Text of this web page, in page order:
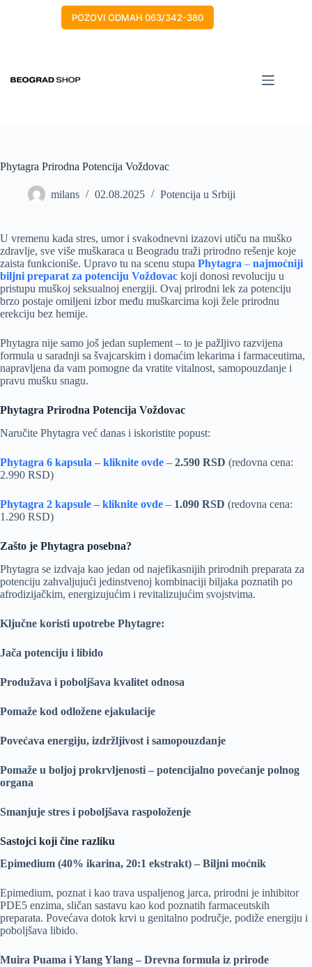
POZOVI ODMAH 063/342-380
Phytagra Prirodna Potencija Voždovac
milans 02.08.2025 Potencija u Srbiji
U vremenu kada stres, umor i svakodnevni izazovi utiču na muško
zdravlje, sve više muškaraca u Beogradu traži prirodno rešenje koje
zaista funkcioniše. Upravo tu na scenu stupa Phytagra – najmoćniji
biljni preparat za potenciju Voždovac koji donosi revoluciju u
pristupu muškoj seksualnoj energiji. Ovaj prirodni lek za potenciju
brzo postaje omiljeni izbor među muškarcima koji žele prirodnu
erekciju bez hemije.
Phytagra nije samo još jedan suplement – to je pažljivo razvijena
formula u saradnji sa švajcarskim i domaćim lekarima i farmaceutima,
napravljena da vam pomogne da vratite vitalnost, samopouzdanje i
pravu mušku snagu.
Phytagra Prirodna Potencija Voždovac
Naručite Phytagra već danas i iskoristite popust:
Phytagra 6 kapsula – kliknite ovde – 2.590 RSD (redovna cena:
2.990 RSD)
Phytagra 2 kapsule – kliknite ovde – 1.090 RSD (redovna cena:
1.290 RSD)
Zašto je Phytagra posebna?
Phytagra se izdvaja kao jedan od najefikasnijih prirodnih preparata za
potenciju zahvaljujući jedinstvenoj kombinaciji biljaka poznatih po
afrodizijačkim, energizujućim i revitalizujućim svojstvima.
Ključne koristi upotrebe Phytagre:
Jača potenciju i libido
Produžava i poboljšava kvalitet odnosa
Pomaže kod odložene ejakulacije
Povećava energiju, izdržljivost i samopouzdanje
Pomaže u boljoj prokrvljenosti – potencijalno povećanje polnog
organa
Smanjuje stres i poboljšava raspoloženje
Sastojci koji čine razliku
Epimedium (40% ikarina, 20:1 ekstrakt) – Biljni moćnik
Epimedium, poznat i kao trava uspaljenog jarca, prirodni je inhibitor
PDE5 enzima, sličan sastavu kao kod poznatih farmaceutskih
preparata. Povećava dotok krvi u genitalno područje, podiže energiju i
poboljšava libido.
Muira Puama i Ylang Ylang – Drevna formula iz prirode